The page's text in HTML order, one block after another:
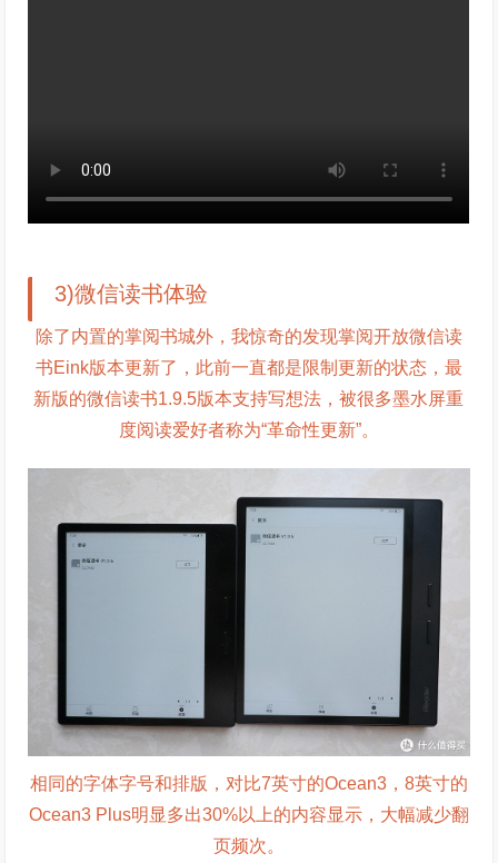
3)微信读书体验
除了内置的掌阅书城外，我惊奇的发现掌阅开放微信读
书Eink版本更新了，此前一直都是限制更新的状态，最
新版的微信读书1.9.5版本支持写想法，被很多墨水屏重
度阅读爱好者称为“革命性更新”。
相同的字体字号和排版，对比7英寸的Ocean3，8英寸的
Ocean3 Plus明显多出30%以上的内容显示，大幅减少翻
页频次。